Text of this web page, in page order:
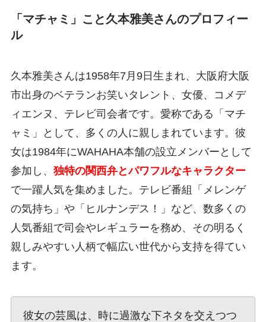
「マチャミ」こと久本雅美さんのプロフィー
ル
久本雅美さんは1958年7月9日生まれ、大阪府大阪
市出身のベテランお笑いタレント、女優、コメデ
ィエンヌ、テレビ司会者です。愛称である「マチ
ャミ」として、多くの人に親しまれています。彼
女は1984年にWAHAHA本舗の設立メンバーとして
参加し、 独特の関西弁とパワフルなキャラクター
で一躍人気を集めました。テレビ番組「メレンゲ
の気持ち」や「ヒルナンデス！」など、数多くの
人気番組で司会やレギュラーを務め、その明るく
親しみやすい人柄で幅広い世代から支持を得てい
ます。
彼女の芸風は、時に過激な下ネタを交えつつ